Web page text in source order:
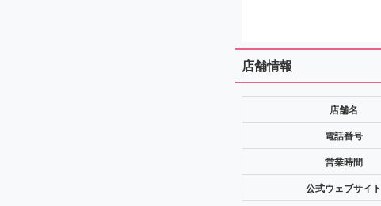
店舗情報
店舗名
電話番号
営業時間
公式ウェブサイト